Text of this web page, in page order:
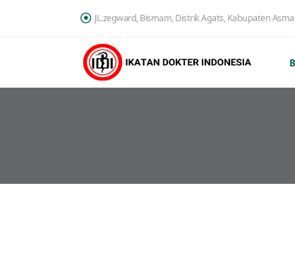
JL.zegward, Bismam, Distrik Agats, Kabupaten